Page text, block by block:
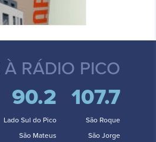
À RÁDIO PICO
90.2
Lado Sul do Pico
São Mateus
107.7
São Roque
São Jorge